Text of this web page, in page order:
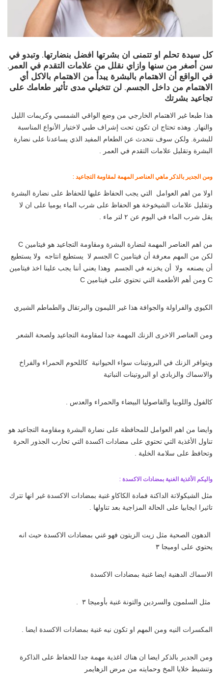
كل سيدة تحلم او تتمنى ان بشرتها افضل بنضارتها. وتبدو في
سن أصغر من سنها وازاي نقلل من علامات التقدم في العمر.
في الواقع أن الاهتمام بالبشرة يبدأ من الاهتمام بالاكل أي
الاهتمام من داخل الجسم. لن تتخيلي مدى تأثير طعامك على
تجاعيد بشرتك
هذا طبعا غير الاهتمام الخارجي من وضع الواقي الشمسي وكريمات الليل
والنهار. وهذه تحتاج ان تكون تحت إشراف طبي لاختيار الأنواع المناسبة
للبشرة. ولكن سوف نتحدث عن الطعام المفيد الذي يساعدنا على نضارة
البشرة وتقليل علامات التقدم في العمر .
ومن الجدير بالذكر ماهي العناصر المهمة لمقاومة التجاعيد :
اولا من اهم العوامل التي يجب الحفاظ عليها للحفاظ على نضارة البشرة
وتقليل علامات الشيخوخة هو الحفاظ على شرب الماء يوميا على ان لا
يقل شرب الماء في اليوم عن ٢ لتر ماء .
من اهم العناصر المهمة لنضارة البشرة ومقاومة التجاعيد هو فيتامين C
لكن من المهم معرفة أن فيتامين C الجسم لا يستطيع انتاجه ولا يستطيع
أن يصنعه ولا أن يخزنه في الجسم وهذا يعني أننا يجب علينا اخذ فيتامين
C ومن أهم الأطعمة التي تحتوي على فيتامين C
الكيوي والفراولة والجوافة هذا غير الليمون والبرتقال والطماطم الشيري
ومن العناصر الاخرى الزنك المهمة جدا لمقاومة التجاعيد ولصحة الشعر
ويتوافر الزنك في البروتينات سواء الحيوانية كاللحوم الحمراء والفراخ
والاسماك والزبادي او البروتينات النباتية
كالفول واللوبيا والفاصوليا البيضاء والحمراء والعدس .
وايضا من اهم العوامل للمحافظة على نضارة البشرة ومقاومة التجاعيد هو
تناول الأغذية التي تحتوي على مضادات اكسدة التي تحارب الجذور الحرة
وتحافظ على سلامة الخلية .
واليكم الأغذية الغنية بمضادات الاكسدة :
مثل الشيكولاتة الداكنة فمادة الكاكاو غنية بمضادات الاكسدة غير انها تترك
تاثيرا ايجابيا على الحالة المزاجية بعد تناولها .
الدهون الصحية مثل زيت الزيتون فهو غني بمضادات الاكسدة حيث انه
يحتوي على اوميجا ٣
الاسماك الدهنية ايضا غنية بمضادات الاكسدة
مثل السلمون والسردين والتونة غنية بأوميجا ٣ .
المكسرات النيه ومن المهم او تكون نيه غنية بمضادات الاكسدة ايضا .
ومن الجدير بالذكر ايضا ان هناك اغذية مهمة جدا للحفاظ على الذاكرة
وتنشيط خلايا المخ وحمايته من مرض الزهايمر